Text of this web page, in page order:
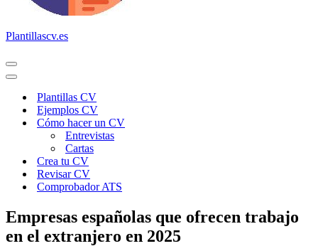
Plantillascv.es
Menú
de
Menú
navegaciónPlantillas CV
Ejemplos CV
Cómo hacer un CV
Entrevistas
Cartas
Crea tu CV
Revisar CV
Comprobador ATS
Empresas españolas que ofrecen trabajo
en el extranjero en 2025